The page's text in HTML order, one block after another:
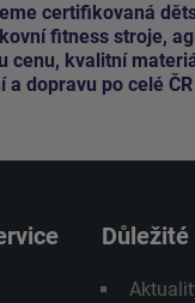
certifikovaná
fitness stroje,
cenu, kvalitní
dopravu po celé